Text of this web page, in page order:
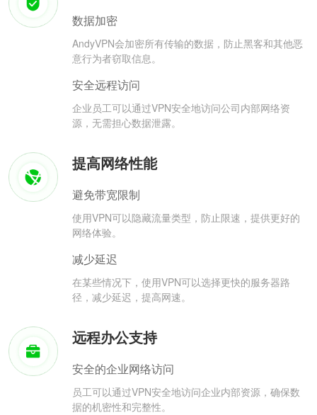
数据加密
AndyVPN会加密所有传输的数据，防止黑客和其他恶
意行为者窃取信息。
安全远程访问
企业员工可以通过VPN安全地访问公司内部网络资
源，无需担心数据泄露。
提高网络性能
避免带宽限制
使用VPN可以隐藏流量类型，防止限速，提供更好的
网络体验。
减少延迟
在某些情况下，使用VPN可以选择更快的服务器路
径，减少延迟，提高网速。
远程办公支持
安全的企业网络访问
员工可以通过VPN安全地访问企业内部资源，确保数
据的机密性和完整性。